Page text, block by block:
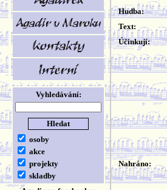
Vyhledávání:
osoby
akce
projekty
skladby
Hudba:
Text:
Účinkují:
Nahráno: